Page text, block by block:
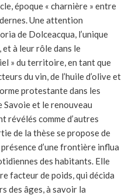
époque « charnière » entre
Une attention
de Dolceacqua, l’unique
à leur rôle dans le
» du territoire, en tant que
du vin, de l’huile d’olive et
protestante dans les
Savoie et le renouveau
comme d’autres
de la thèse se propose de
d’une frontière influa
des habitants. Elle
facteur de poids, qui décida
des âges, à savoir la